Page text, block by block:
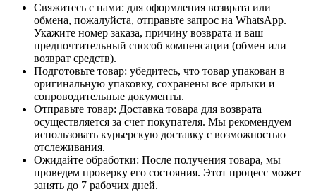
Свяжитесь с нами: для оформления возврата или
обмена, пожалуйста, отправьте запрос на WhatsApp.
Укажите номер заказа, причину возврата и ваш
предпочтительный способ компенсации (обмен или
возврат средств).
Подготовьте товар: убедитесь, что товар упакован в
оригинальную упаковку, сохранены все ярлыки и
сопроводительные документы.
Отправьте товар: Доставка товара для возврата
осуществляется за счет покупателя. Мы рекомендуем
использовать курьерскую доставку с возможностью
отслеживания.
Ожидайте обработки: После получения товара, мы
проведем проверку его состояния. Этот процесс может
занять до 7 рабочих дней.